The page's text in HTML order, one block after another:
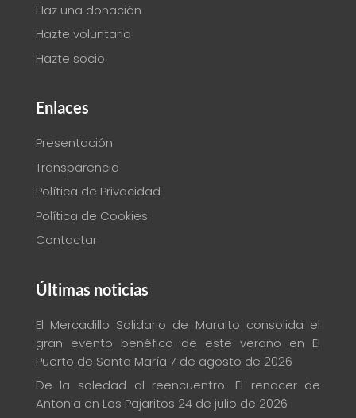
Haz una donación
Hazte voluntario
Hazte socio
Enlaces
Presentación
Transparencia
Política de Privacidad
Política de Cookies
Contactar
Últimas noticias
El Mercadillo Solidario de Maralto consolida el
gran evento benéfico de este verano en El
Puerto de Santa María 7 de agosto de 2026
De la soledad al reencuentro: El renacer de
Antonia en Los Pajaritos 24 de julio de 2026